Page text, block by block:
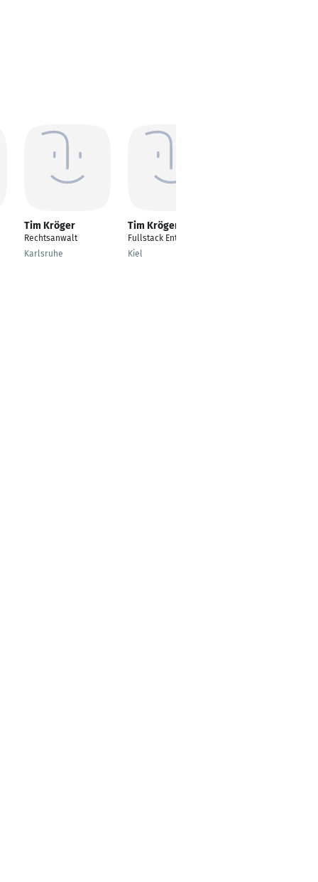
Tim Kröger
Rechtsanwalt
Karlsruhe
Tim Kröger
Fullstack Entwickler
Kiel